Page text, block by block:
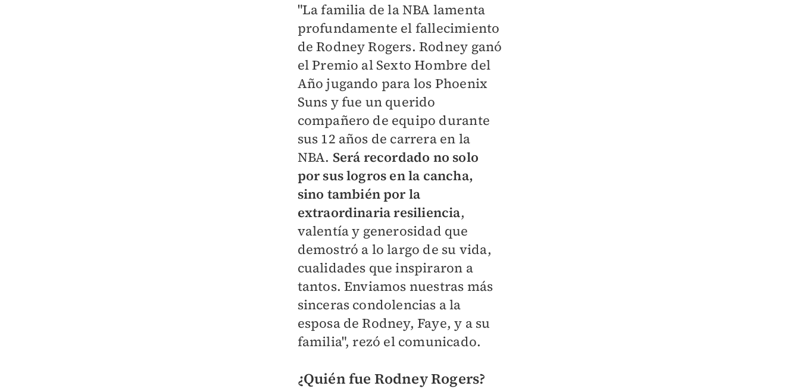
"La familia de la NBA lamenta
profundamente el fallecimiento
de Rodney Rogers. Rodney ganó
el Premio al Sexto Hombre del
Año jugando para los Phoenix
Suns y fue un querido
compañero de equipo durante
sus 12 años de carrera en la
NBA. Será recordado no solo
por sus logros en la cancha,
sino también por la
extraordinaria resiliencia,
valentía y generosidad que
demostró a lo largo de su vida,
cualidades que inspiraron a
tantos. Enviamos nuestras más
sinceras condolencias a la
esposa de Rodney, Faye, y a su
familia", rezó el comunicado.
¿Quién fue Rodney Rogers?